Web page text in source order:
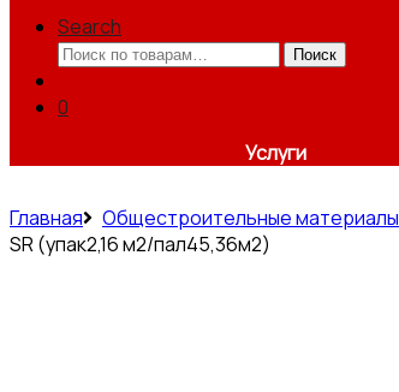
Search
Искать:
Поиск
0
Услуги
Главная Общестроительные материалы
SR (упак2,16 м2/пал45,36м2)